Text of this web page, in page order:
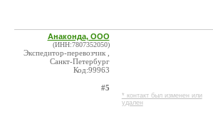
Анаконда, ООО
(ИНН:7807352050)
Экспедитор-перевозчик ,
Санкт-Петербург
Код:99963
#5
* контакт был изменен или
удален